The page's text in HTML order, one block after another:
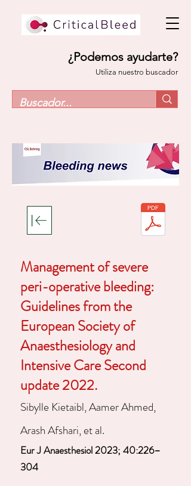
¿Podemos ayudarte?
Utiliza nuestro buscador
Management of severe
peri-operative bleeding:
Guidelines from the
European Society of
Anaesthesiology and
Intensive Care Second
update 2022.​​​
Sibylle Kietaibl, Aamer Ahmed,
Arash Afshari, et al.
Eur J Anaesthesiol 2023; 40:226–
304